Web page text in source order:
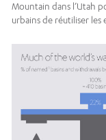
Mountain dans l’Utah
urbains de réutiliser les